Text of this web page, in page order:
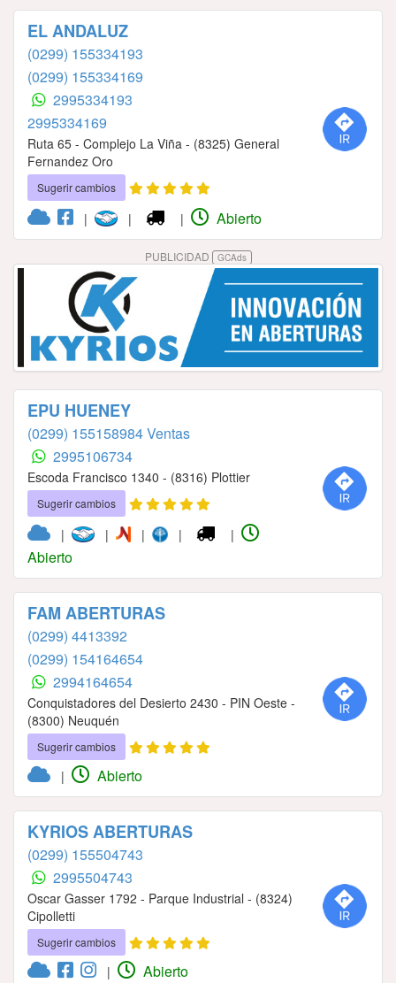
EL ANDALUZ
(0299) 155334193
(0299) 155334169
2995334193
2995334169
Ruta 65 - Complejo La Viña - (8325) General
Fernandez Oro
Sugerir cambios
| | | Abierto
PUBLICIDAD GCAds
EPU HUENEY
(0299) 155158984 Ventas
2995106734
Escoda Francisco 1340 - (8316) Plottier
Sugerir cambios
| | | | |
Abierto
FAM ABERTURAS
(0299) 4413392
(0299) 154164654
2994164654
Conquistadores del Desierto 2430 - PIN Oeste -
(8300) Neuquén
Sugerir cambios
| Abierto
KYRIOS ABERTURAS
(0299) 155504743
2995504743
Oscar Gasser 1792 - Parque Industrial - (8324)
Cipolletti
Sugerir cambios
| Abierto